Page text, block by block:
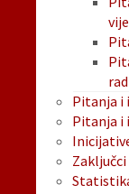
Pitanja i
Pitanja i
Zaključci